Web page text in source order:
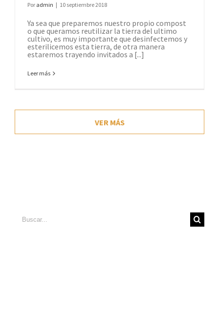
Por admin | 10 septiembre 2018
Ya sea que preparemos nuestro propio compost
o que queramos reutilizar la tierra del ultimo
cultivo, es muy importante que desinfectemos y
esterilicemos esta tierra, de otra manera
estaremos trayendo invitados a [...]
Leer más
VER MÁS
Buscar: